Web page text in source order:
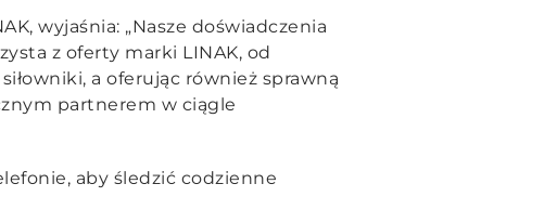
wyjaśnia: „Nasze doświadczenia
z oferty marki LINAK, od
a oferując również sprawną
partnerem w ciągle
aby śledzić codzienne